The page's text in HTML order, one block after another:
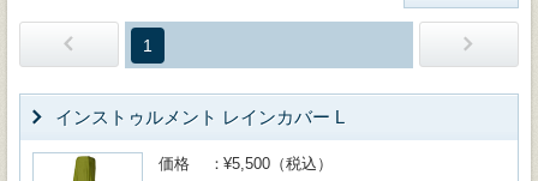
1
インストゥルメント レインカバー L
価格
¥5,500（税込）